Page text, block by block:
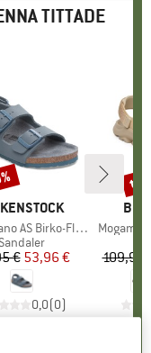
TITTADE
Birko-Flor Triples
Produktgrupp
Sandaler
Pris
€ Reducerat pris
53,96 €
0,0(0)
Produkter
Mogami Terra
109,95
till